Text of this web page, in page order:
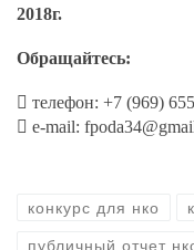
2018г.
Обращайтесь:
 телефон: +7 (969)
 e-mail:
конкурс для нко
публичный отчет